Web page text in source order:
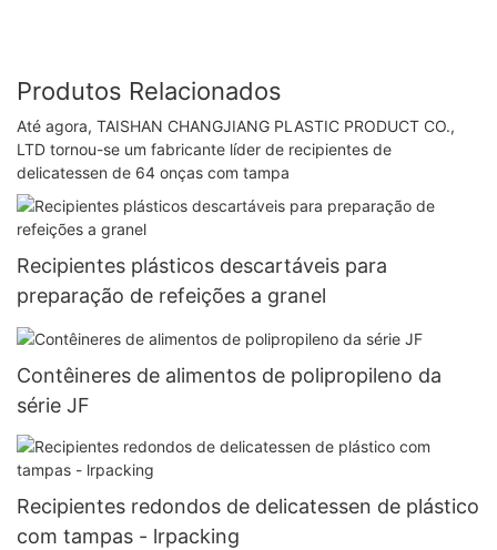
Produtos Relacionados
Até agora, TAISHAN CHANGJIANG PLASTIC PRODUCT CO.,
LTD tornou-se um fabricante líder de recipientes de
delicatessen de 64 onças com tampa
Recipientes plásticos descartáveis ​​para
preparação de refeições a granel
Contêineres de alimentos de polipropileno da
série JF
Recipientes redondos de delicatessen de plástico
com tampas - lrpacking